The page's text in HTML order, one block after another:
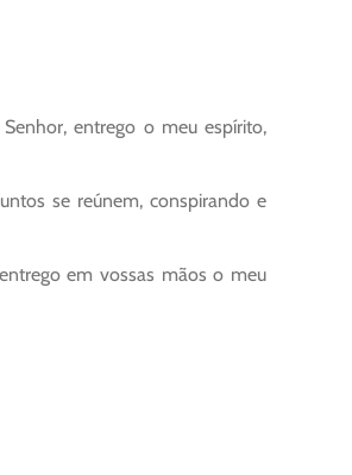
entrego o meu espírito,
se reúnem, conspirando e
em vossas mãos o meu